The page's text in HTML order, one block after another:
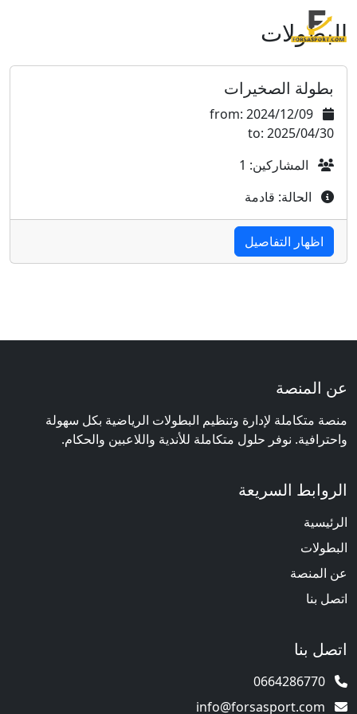
البطولات
بطولة الصخيرات
to: 2025/04/30
المشاركين: 1
الحالة: قادمة
اظهار التفاصيل
عن المنصة
منصة متكاملة لإدارة وتنظيم البطولات الرياضية بكل سهولة
واحترافية. نوفر حلول متكاملة للأندية واللاعبين والحكام.
الروابط السريعة
الرئيسية
البطولات
عن المنصة
اتصل بنا
اتصل بنا
info@forsasport.com